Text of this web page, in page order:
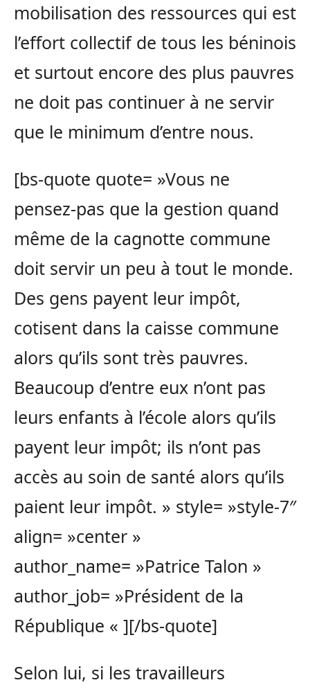
mobilisation des ressources qui est
l’effort collectif de tous les béninois
et surtout encore des plus pauvres
ne doit pas continuer à ne servir
que le minimum d’entre nous.
[bs-quote quote= »Vous ne
pensez-pas que la gestion quand
même de la cagnotte commune
doit servir un peu à tout le monde.
Des gens payent leur impôt,
cotisent dans la caisse commune
alors qu’ils sont très pauvres.
Beaucoup d’entre eux n’ont pas
leurs enfants à l’école alors qu’ils
payent leur impôt; ils n’ont pas
accès au soin de santé alors qu’ils
paient leur impôt. » style= »style-7″
align= »center »
author_name= »Patrice Talon »
author_job= »Président de la
République « ][/bs-quote]
Selon lui, si les travailleurs